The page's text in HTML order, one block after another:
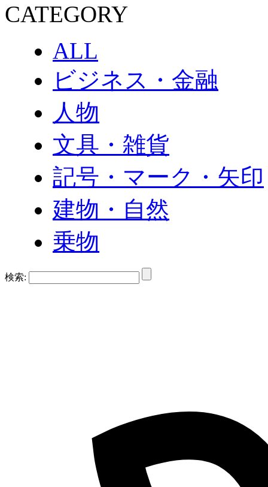
CATEGORY
ALL
ビジネス・金融
人物
文具・雑貨
記号・マーク・矢印
建物・自然
乗物
検索: